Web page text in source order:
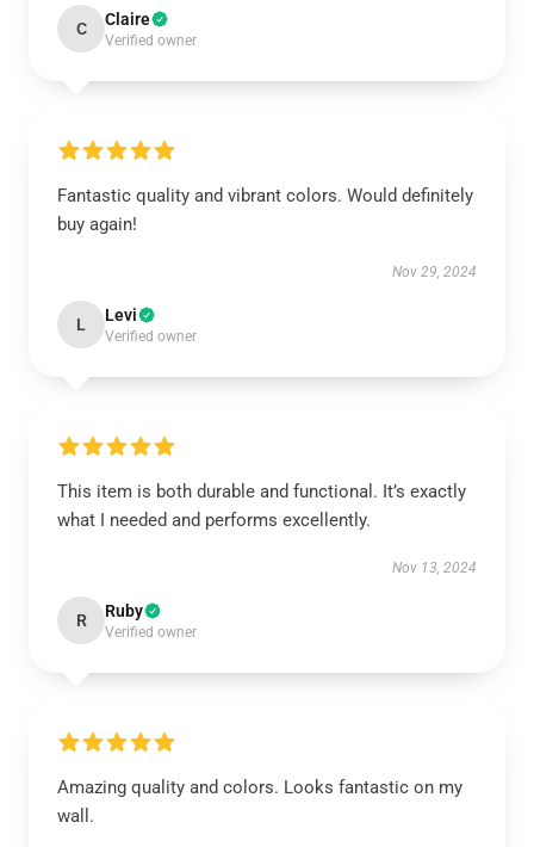
C Claire
Verified owner
Fantastic quality and vibrant colors. Would definitely
buy again!
Nov 29, 2024
L Levi
Verified owner
This item is both durable and functional. It’s exactly
what I needed and performs excellently.
Nov 13, 2024
R Ruby
Verified owner
Amazing quality and colors. Looks fantastic on my
wall.